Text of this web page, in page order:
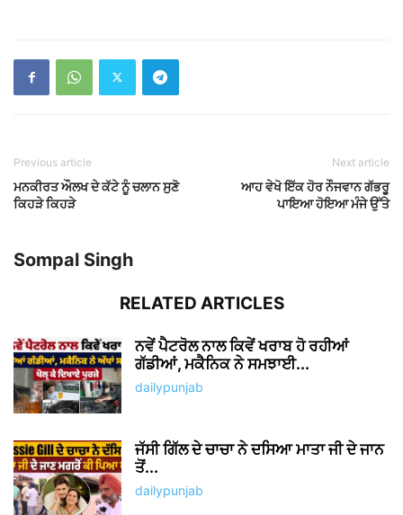
Previous article
ਮਨਕੀਰਤ ਔਲਖ ਦੇ ਕੱਟੇ ਨੂੰ ਚਲਾਨ ਸੁਣੋ
ਕਿਹੜੇ ਕਿਹੜੇ
Next article
ਆਹ ਵੇਖੋ ਇੱਕ ਹੋਰ ਨੌਜਵਾਨ ਗੱਭਰੂ
ਪਾਇਆ ਹੋਇਆ ਮੰਜੇ ਉੱਤੇ
Sompal Singh
RELATED ARTICLES
ਨਵੇਂ ਪੈਟਰੋਲ ਨਾਲ ਕਿਵੇਂ ਖਰਾਬ ਹੋ ਰਹੀਆਂ
ਗੱਡੀਆਂ, ਮਕੈਨਿਕ ਨੇ ਸਮਝਾਈ...
dailypunjab
ਜੱਸੀ ਗਿੱਲ ਦੇ ਚਾਚਾ ਨੇ ਦਸਿਆ ਮਾਤਾ ਜੀ ਦੇ ਜਾਨ
ਤੋਂ...
dailypunjab